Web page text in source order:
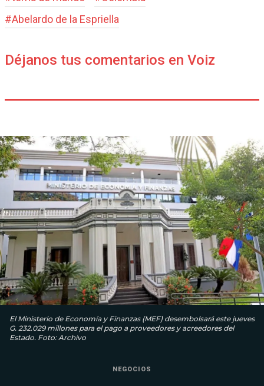
#Abelardo de la Espriella
Déjanos tus comentarios en Voiz
El Ministerio de Economía y Finanzas (MEF) desembolsará este jueves
G. 232.029 millones para el pago a proveedores y acreedores del
Estado. Foto: Archivo
NEGOCIOS